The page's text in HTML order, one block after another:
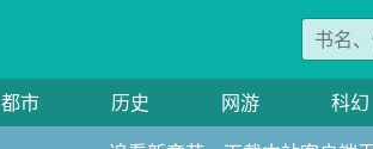
都市 历史 网游 科幻